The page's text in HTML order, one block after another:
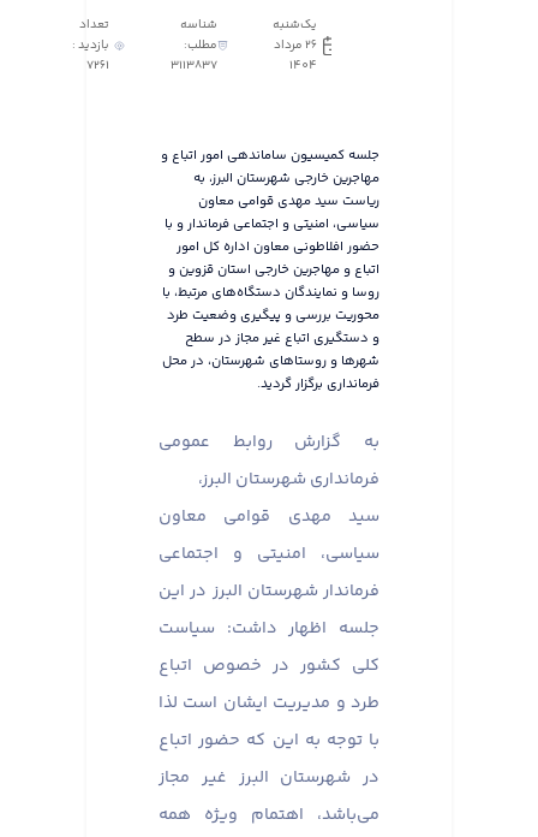
یک‌شنبه
26 مرداد
1404
شناسه
مطلب:
3113837
تعداد
بازدید :
7261
جلسه کمیسیون ساماندهی امور اتباع و
مهاجرین خارجی شهرستان البرز، به
ریاست سید مهدی قوامی معاون
سیاسی، امنیتی و اجتماعی فرماندار و با
حضور افلاطونی معاون اداره کل امور
اتباع و مهاجرین خارجی استان قزوین و
روسا و نمایندگان دستگاه‌های مرتبط، با
محوریت بررسی و پیگیری وضعیت طرد
و دستگیری اتباع غیر مجاز در سطح
شهرها و روستاهای شهرستان، در محل
فرمانداری برگزار گردید.
به گزارش روابط عمومی
فرمانداری شهرستان البرز،
سید مهدی قوامی معاون
سیاسی، امنیتی و اجتماعی
فرماندار شهرستان البرز در این
جلسه اظهار داشت: سیاست
کلی کشور در خصوص اتباع
طرد و مدیریت ایشان است لذا
با توجه به این که حضور اتباع
در شهرستان البرز غیر مجاز
می‌باشد، اهتمام ویژه همه